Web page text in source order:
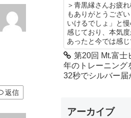
返信
＞青黒縁さんお疲
もありがとうござ
いけるでしょ」と
感じており、本気
あったと今では感じ
第20回 Mt.富士
年のトレーニング
32秒でシルバー届
アーカイブ